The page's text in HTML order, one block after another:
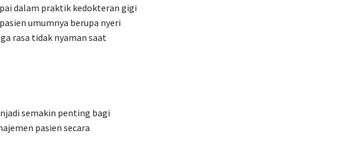
dalam praktik kedokteran gigi
umumnya berupa nyeri
rasa tidak nyaman saat
semakin penting bagi
pasien secara